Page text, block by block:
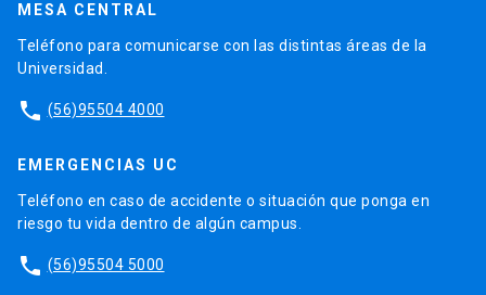
MESA CENTRAL
Teléfono para comunicarse con las distintas áreas de la
Universidad.
phone (56)95504 4000
EMERGENCIAS UC
Teléfono en caso de accidente o situación que ponga en
riesgo tu vida dentro de algún campus.
phone (56)95504 5000